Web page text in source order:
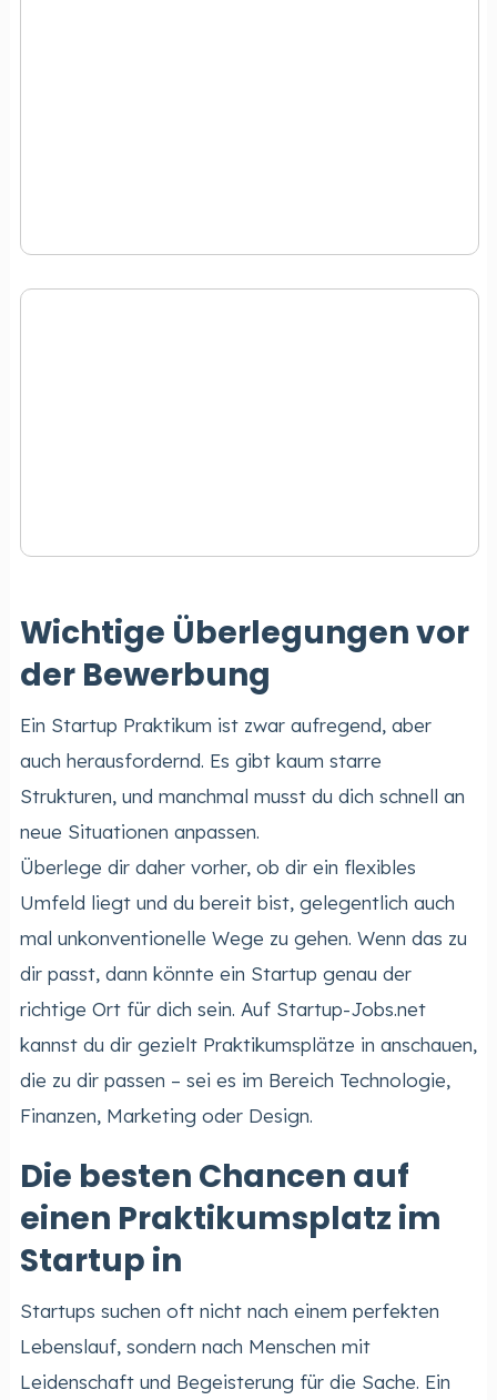
Wichtige Überlegungen vor
der Bewerbung
Ein Startup Praktikum ist zwar aufregend, aber
auch herausfordernd. Es gibt kaum starre
Strukturen, und manchmal musst du dich schnell an
neue Situationen anpassen.
Überlege dir daher vorher, ob dir ein flexibles
Umfeld liegt und du bereit bist, gelegentlich auch
mal unkonventionelle Wege zu gehen. Wenn das zu
dir passt, dann könnte ein Startup genau der
richtige Ort für dich sein. Auf Startup-Jobs.net
kannst du dir gezielt Praktikumsplätze in anschauen,
die zu dir passen – sei es im Bereich Technologie,
Finanzen, Marketing oder Design.
Die besten Chancen auf
einen Praktikumsplatz im
Startup in
Startups suchen oft nicht nach einem perfekten
Lebenslauf, sondern nach Menschen mit
Leidenschaft und Begeisterung für die Sache. Ein